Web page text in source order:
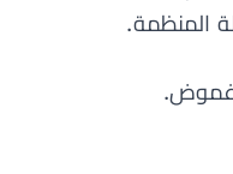
المنظمة.
غموض.